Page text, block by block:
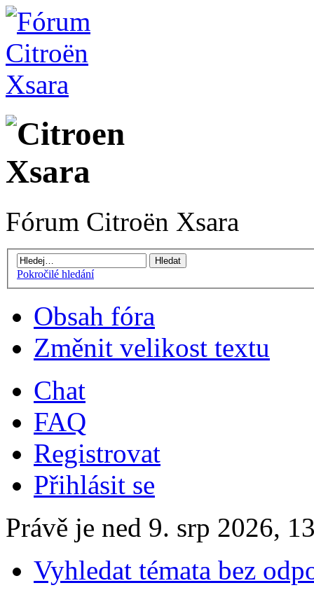
Fórum Citroën Xsara
Pokročilé hledání
Obsah fóra
Změnit velikost textu
Chat
FAQ
Registrovat
Přihlásit se
Právě je ned 9. srp 2026,
Vyhledat témata bez